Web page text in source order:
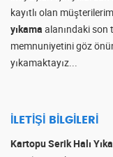
kayıtlı olan
yıkama alanındaki son
memnuniyetini göz
yıkamaktayız...
İLETIŞI BILGILERI
Kartopu Serik Halı